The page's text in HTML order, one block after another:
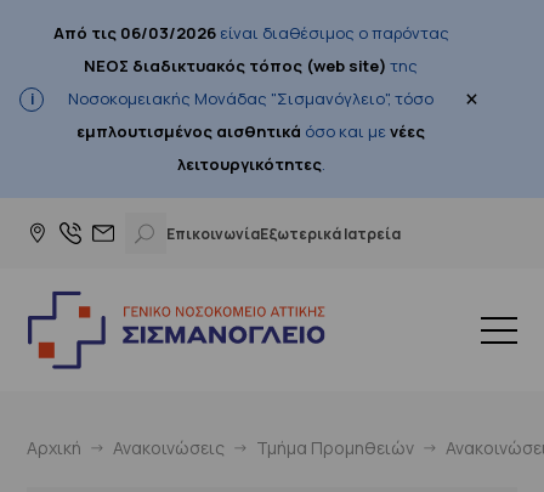
Από τις 06/03/2026είναι διαθέσιμος ο παρόντας
ΝΕΟΣ διαδικτυακός τόπος (web site) της
Νοσοκομειακής Μονάδας "Σισμανόγλειο", τόσο
εμπλουτισμένος αισθητικά όσο και μενέες
λειτουργικότητες.
×
ΕπικοινωνίαΕξωτερικά Ιατρεία
Αρχική Ανακοινώσεις Τμήμα Προμηθειών